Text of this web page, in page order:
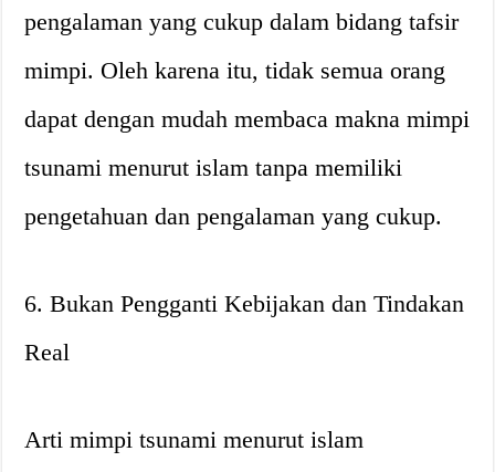
pengalaman yang cukup dalam bidang tafsir
mimpi. Oleh karena itu, tidak semua orang
dapat dengan mudah membaca makna mimpi
tsunami menurut islam tanpa memiliki
pengetahuan dan pengalaman yang cukup.
6. Bukan Pengganti Kebijakan dan Tindakan
Real
Arti mimpi tsunami menurut islam